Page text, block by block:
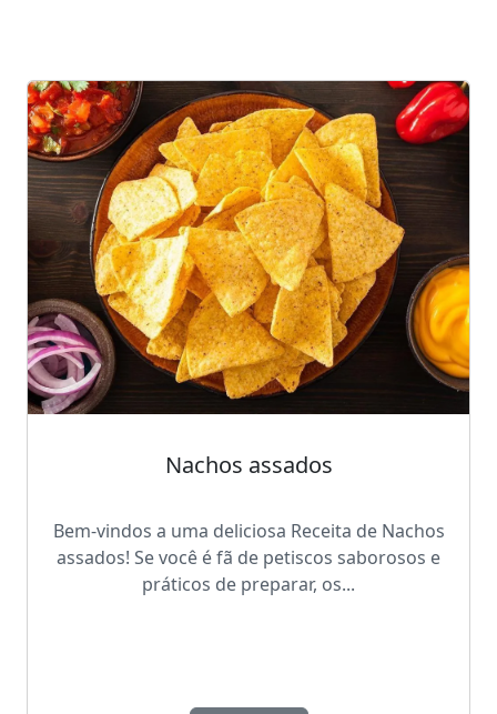
Nachos assados
Bem-vindos a uma deliciosa Receita de Nachos
assados! Se você é fã de petiscos saborosos e
práticos de preparar, os...